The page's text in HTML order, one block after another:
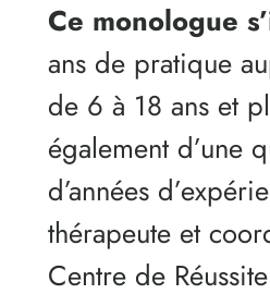
Ce monologue
ans de pratique
de 6 à 18 ans et
également d’une
d’années
thérapeute et
Centre de